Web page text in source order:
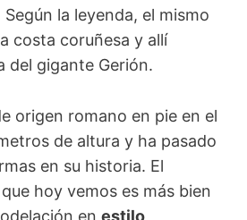
Según la leyenda, el mismo
costa coruñesa y allí
del gigante Gerión.
origen romano en pie en el
de altura y ha pasado
en su historia. El
hoy vemos es más bien
en estilo